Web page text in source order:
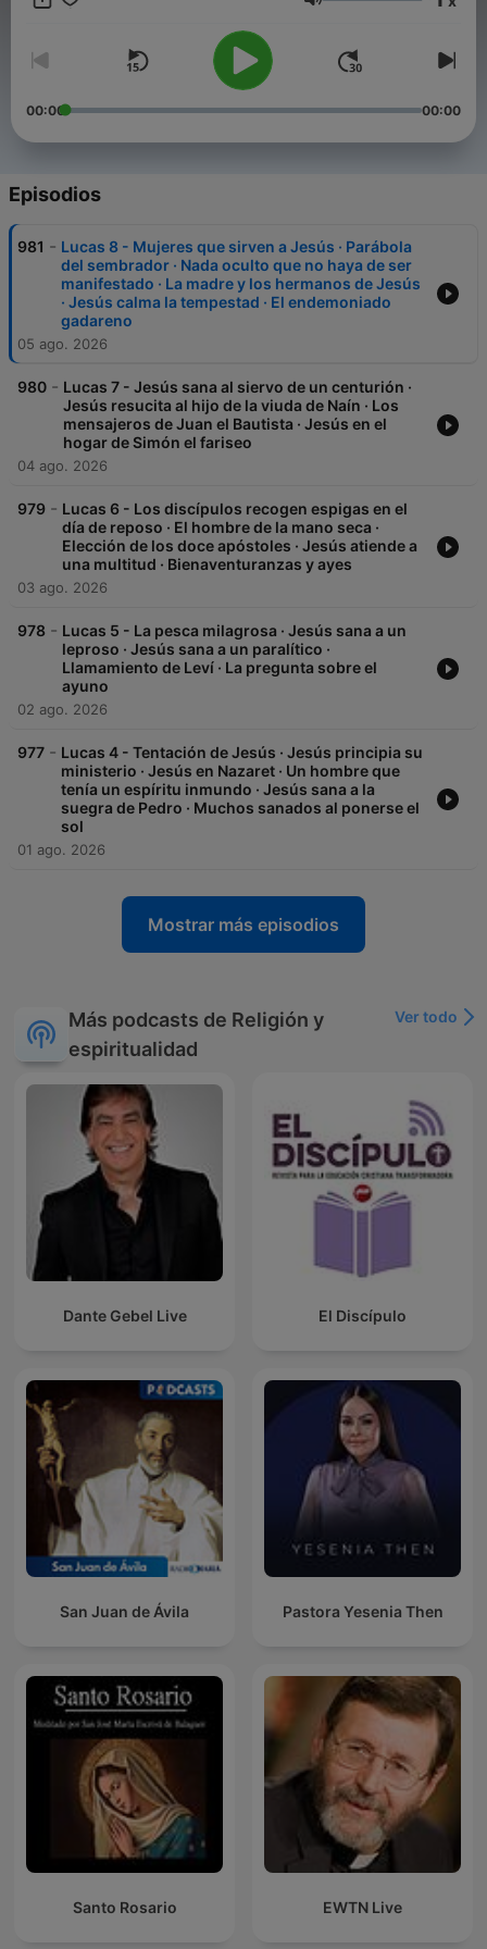
Volumen
00:00 00:00
Episodios
981 - Lucas 8 - Mujeres que sirven a Jesús · Parábola
del sembrador · Nada oculto que no haya de ser
manifestado · La madre y los hermanos de Jesús
· Jesús calma la tempestad · El endemoniado
gadareno
05 ago. 2026
980 - Lucas 7 - Jesús sana al siervo de un centurión ·
Jesús resucita al hijo de la viuda de Naín · Los
mensajeros de Juan el Bautista · Jesús en el
hogar de Simón el fariseo
04 ago. 2026
979 - Lucas 6 - Los discípulos recogen espigas en el
día de reposo · El hombre de la mano seca ·
Elección de los doce apóstoles · Jesús atiende a
una multitud · Bienaventuranzas y ayes
03 ago. 2026
978 - Lucas 5 - La pesca milagrosa · Jesús sana a un
leproso · Jesús sana a un paralítico ·
Llamamiento de Leví · La pregunta sobre el
ayuno
02 ago. 2026
977 - Lucas 4 - Tentación de Jesús · Jesús principia su
ministerio · Jesús en Nazaret · Un hombre que
tenía un espíritu inmundo · Jesús sana a la
suegra de Pedro · Muchos sanados al ponerse el
sol
01 ago. 2026
Mostrar más episodios
Más podcasts de Religión y
espiritualidad
Ver todo
Dante Gebel Live El Discípulo
San Juan de Ávila Pastora Yesenia Then
Santo Rosario EWTN Live